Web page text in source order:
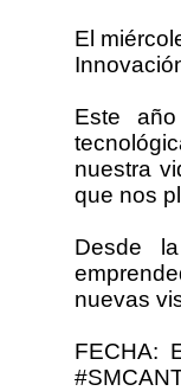
El
Este
nuestra
que nos
Desde
nuevas
FECHA: